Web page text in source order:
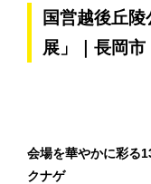
国営越後丘
展」｜長岡市
会場を華やかに彩る
クナゲ